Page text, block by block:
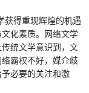
得重现辉煌的机遇
化素质。网络文学
统文学意识到，文
霸权不好，媒介歧
必要的关注和激